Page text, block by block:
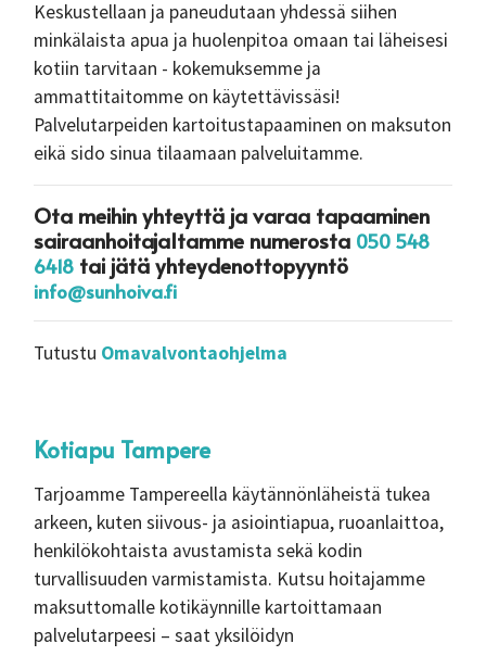
Keskustellaan ja paneudutaan yhdessä siihen
minkälaista apua ja huolenpitoa omaan tai läheisesi
kotiin tarvitaan - kokemuksemme ja
ammattitaitomme on käytettävissäsi!
Palvelutarpeiden kartoitustapaaminen on maksuton
eikä sido sinua tilaamaan palveluitamme.
Ota meihin yhteyttä ja varaa tapaaminen
sairaanhoitajaltamme numerosta 050 548
6418 tai jätä yhteydenottopyyntö
info@sunhoiva.fi
Tutustu Omavalvontaohjelma
Kotiapu Tampere
Tarjoamme Tampereella käytännönläheistä tukea
arkeen, kuten siivous- ja asiointiapua, ruoanlaittoa,
henkilökohtaista avustamista sekä kodin
turvallisuuden varmistamista. Kutsu hoitajamme
maksuttomalle kotikäynnille kartoittamaan
palvelutarpeesi – saat yksilöidyn